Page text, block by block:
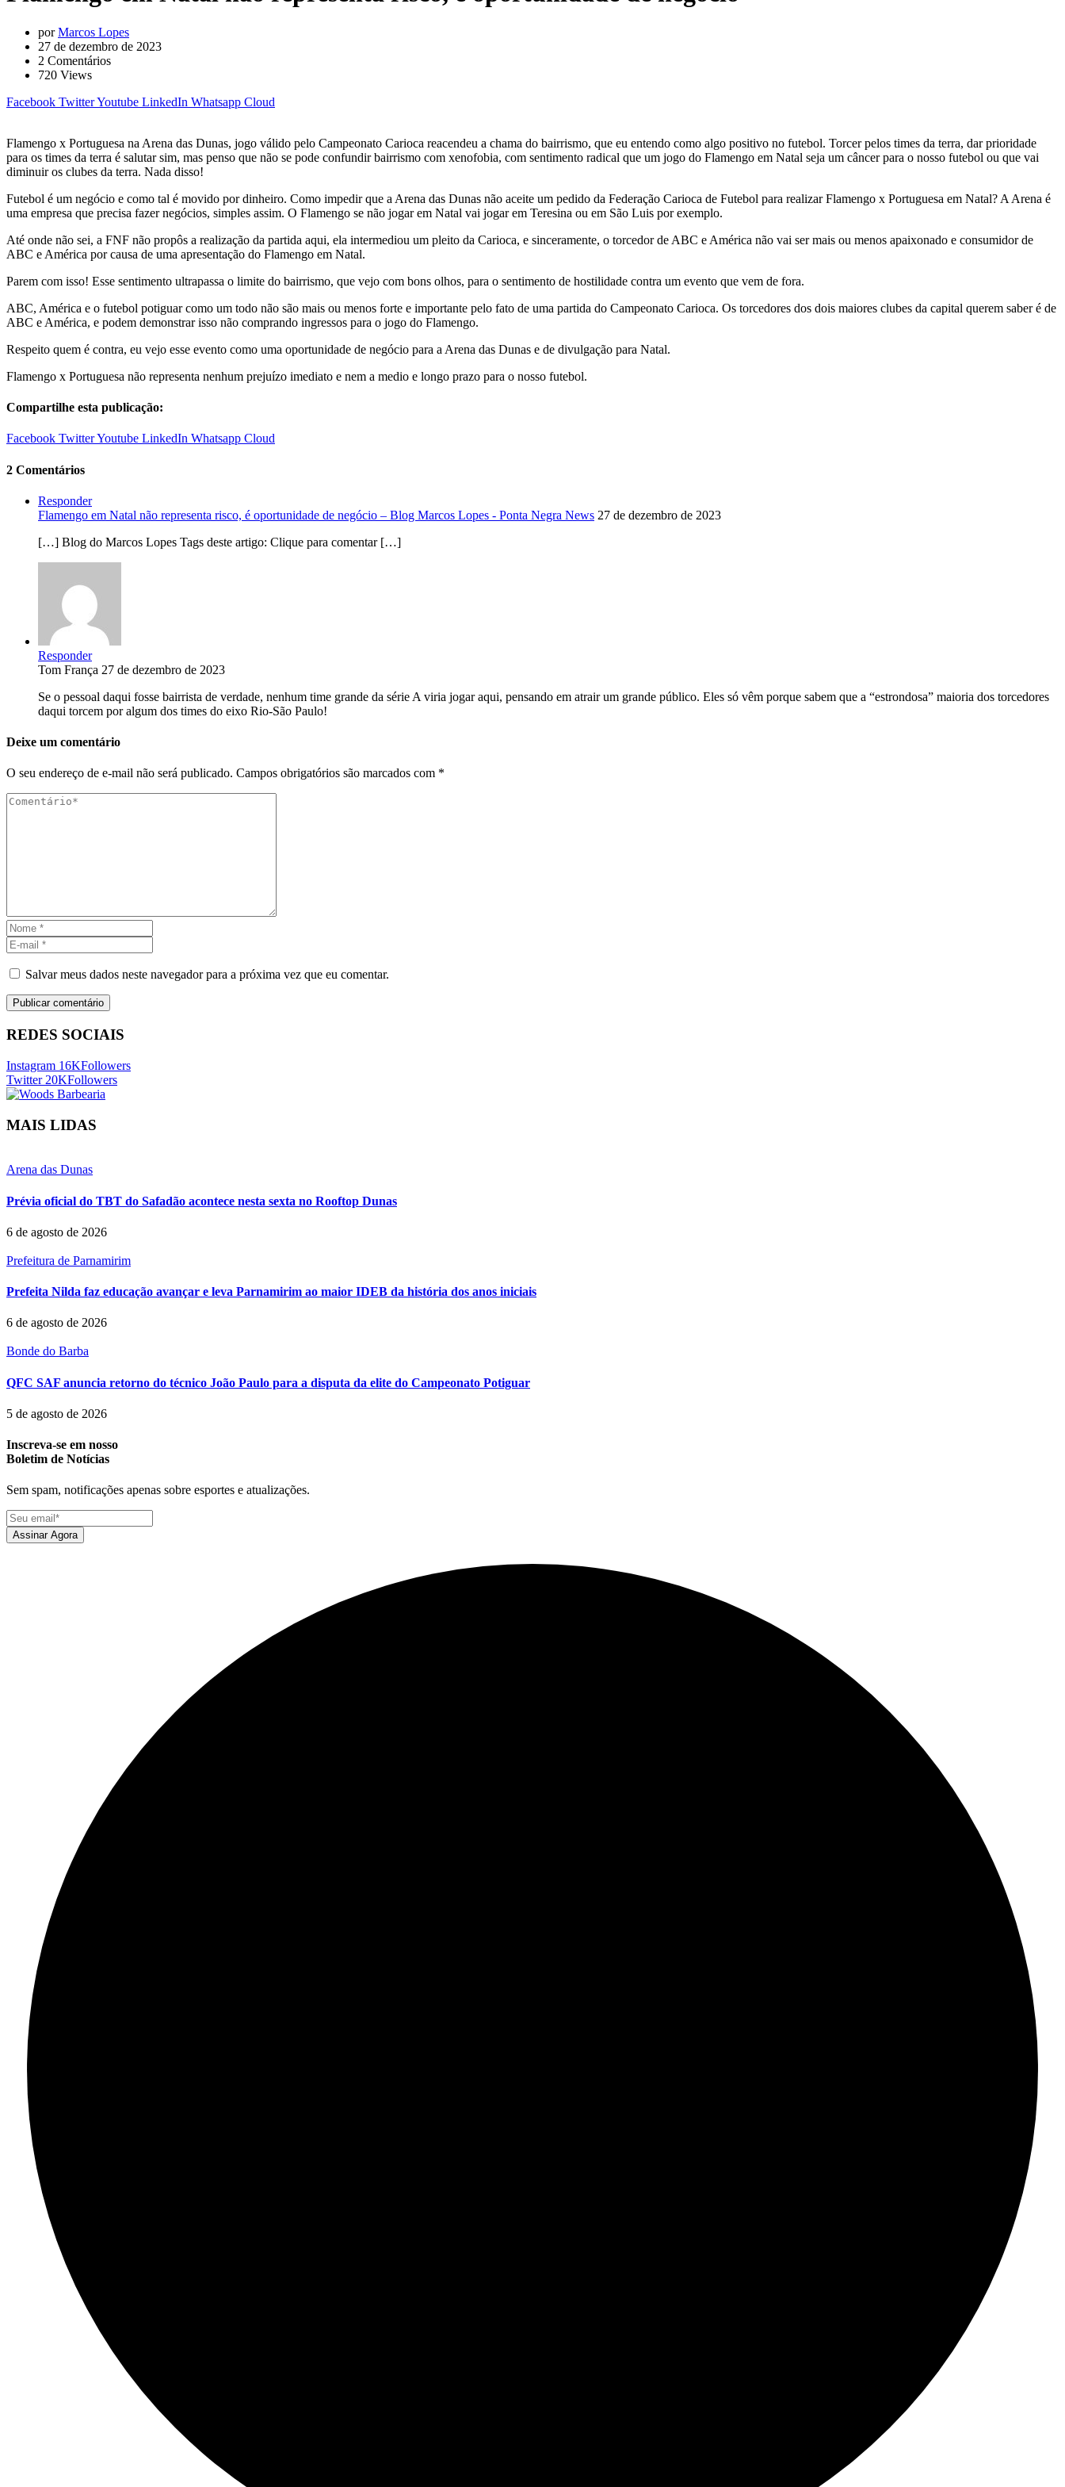
porMarcos Lopes
27 de dezembro de 2023
2 Comentários
720 Views
Facebook TwitterYoutube LinkedIn Whatsapp Cloud
Flamengo x Portuguesa na Arena das Dunas, jogo válido pelo Campeonato Carioca reacendeu a chama do bairrismo, que eu entendo como algo positivo no futebol. Torcer pelos times da terra, dar prioridade
para os times da terra é salutar sim, mas penso que não se pode confundir bairrismo com xenofobia, com sentimento radical que um jogo do Flamengo em Natal seja um câncer para o nosso futebol ou que vai
diminuir os clubes da terra. Nada disso!
Futebol é um negócio e como tal é movido por dinheiro. Como impedir que a Arena das Dunas não aceite um pedido da Federação Carioca de Futebol para realizar Flamengo x Portuguesa em Natal? A Arena é
uma empresa que precisa fazer negócios, simples assim. O Flamengo se não jogar em Natal vai jogar em Teresina ou em São Luis por exemplo.
Até onde não sei, a FNF não propôs a realização da partida aqui, ela intermediou um pleito da Carioca, e sinceramente, o torcedor de ABC e América não vai ser mais ou menos apaixonado e consumidor de
ABC e América por causa de uma apresentação do Flamengo em Natal.
Parem com isso! Esse sentimento ultrapassa o limite do bairrismo, que vejo com bons olhos, para o sentimento de hostilidade contra um evento que vem de fora.
ABC, América e o futebol potiguar como um todo não são mais ou menos forte e importante pelo fato de uma partida do Campeonato Carioca. Os torcedores dos dois maiores clubes da capital querem saber é de
ABC e América, e podem demonstrar isso não comprando ingressos para o jogo do Flamengo.
Respeito quem é contra, eu vejo esse evento como uma oportunidade de negócio para a Arena das Dunas e de divulgação para Natal.
Flamengo x Portuguesa não representa nenhum prejuízo imediato e nem a medio e longo prazo para o nosso futebol.
Compartilhe esta publicação:
Facebook TwitterYoutube LinkedIn Whatsapp Cloud
2 Comentários
Responder
Flamengo em Natal não representa risco, é oportunidade de negócio – Blog Marcos Lopes - Ponta Negra News 27 de dezembro de 2023
[…] Blog do Marcos Lopes Tags deste artigo: Clique para comentar […]
Responder
Tom França 27 de dezembro de 2023
Se o pessoal daqui fosse bairrista de verdade, nenhum time grande da série A viria jogar aqui, pensando em atrair um grande público. Eles só vêm porque sabem que a “estrondosa” maioria dos torcedores
daqui torcem por algum dos times do eixo Rio-São Paulo!
Deixe um comentário
O seu endereço de e-mail não será publicado. Campos obrigatórios são marcados com *
Salvar meus dados neste navegador para a próxima vez que eu comentar.
REDES SOCIAIS
Instagram 16KFollowers
Twitter 20KFollowers
MAIS LIDAS
Arena das Dunas
Prévia oficial do TBT do Safadão acontece nesta sexta no Rooftop Dunas
6 de agosto de 2026
Prefeitura de Parnamirim
Prefeita Nilda faz educação avançar e leva Parnamirim ao maior IDEB da história dos anos iniciais
6 de agosto de 2026
Bonde do Barba
QFC SAF anuncia retorno do técnico João Paulo para a disputa da elite do Campeonato Potiguar
5 de agosto de 2026
Inscreva-se em nosso
Boletim de Notícias
Sem spam, notificações apenas sobre esportes e atualizações.
Assinar Agora